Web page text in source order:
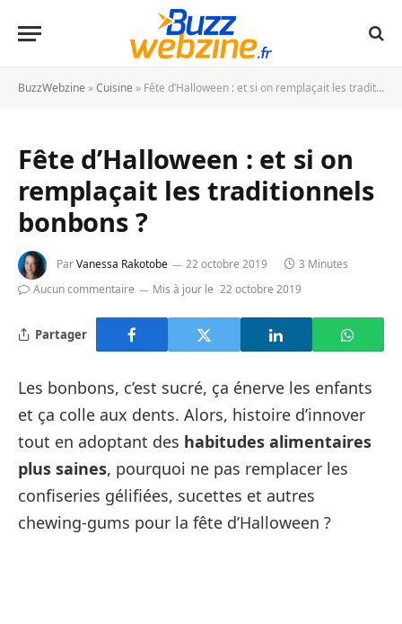
BuzzWebzine »Cuisine » Fête d’Halloween : et si on remplaçait les traditionnels bonbons ?
Fête d’Halloween : et si on
remplaçait les traditionnels
bonbons ?
ParVanessa Rakotobe 22 octobre 2019
3 Minutes
Aucun commentaire
Mis à jour le 22 octobre 2019
Partager
Les bonbons, c’est sucré, ça énerve les enfants
et ça colle aux dents. Alors, histoire d’innover
tout en adoptant des habitudes alimentaires
plus saines, pourquoi ne pas remplacer les
confiseries gélifiées, sucettes et autres
chewing-gums pour la fête d’Halloween ?